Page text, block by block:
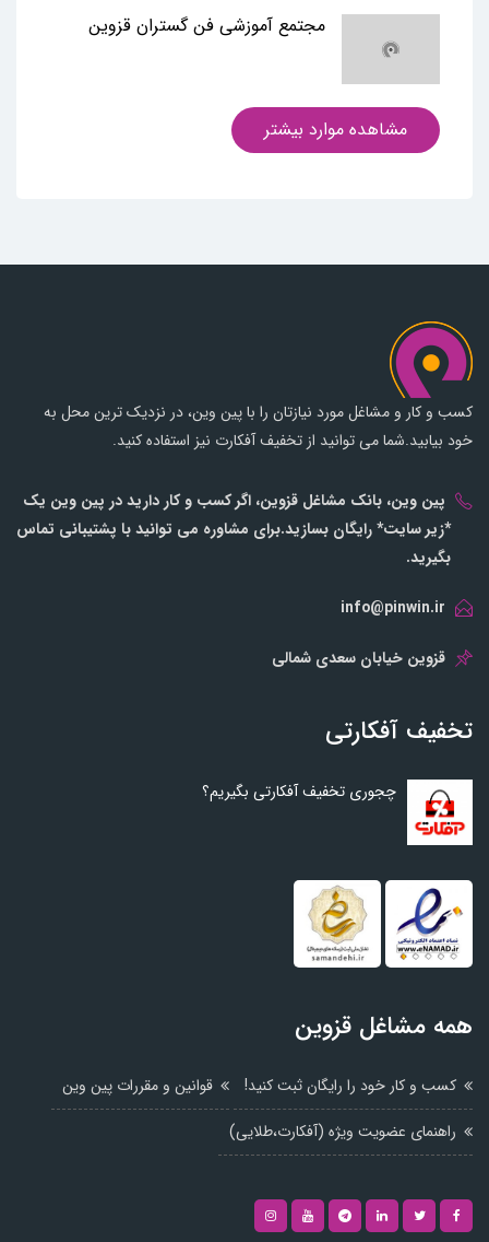
مجتمع آموزشی فن گستران قزوین
مشاهده موارد بیشتر
کسب و کار و مشاغل مورد نیازتان را با پین وین، در نزدیک ترین محل به
خود بیابید.شما می توانید از تخفیف آفکارت نیز استفاده کنید.
پین وین، بانک مشاغل قزوین، اگر کسب و کار دارید در پین وین یک
*زیر سایت* رایگان بسازید.برای مشاوره می توانید با پشتیبانی تماس
بگیرید.
info@pinwin.ir
قزوین خیابان سعدی شمالی
تخفیف آفکارتی
چجوری تخفیف آفکارتی بگیریم؟
همه مشاغل قزوین
کسب و کار خود را رایگان ثبت کنید!
قوانین و مقررات پین وین
راهنمای عضویت ویژه (آفکارت،طلایی)